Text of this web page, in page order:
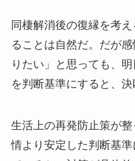
同棲解消後の復縁を考
ることは自然だ。だが
りたい」と思っても、
を判断基準にすると、決
生活上の再発防止策が
情より安定した判断基